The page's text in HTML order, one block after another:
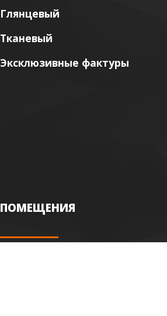
Глянцевый
Тканевый
Эксклюзивные фактуры
ПОМЕЩЕНИЯ